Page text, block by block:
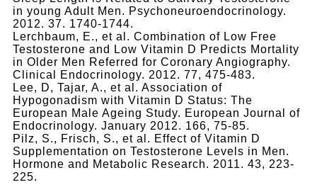
in young Adult Men. Psychoneuroendocrinology.
2012. 37. 1740-1744.
Lerchbaum, E., et al. Combination of Low Free
Testosterone and Low Vitamin D Predicts Mortality
in Older Men Referred for Coronary Angiography.
Clinical Endocrinology. 2012. 77, 475-483.
Lee, D, Tajar, A., et al. Association of
Hypogonadism with Vitamin D Status: The
European Male Ageing Study. European Journal of
Endocrinology. January 2012. 166, 75-85.
Pilz, S., Frisch, S., et al. Effect of Vitamin D
Supplementation on Testosterone Levels in Men.
Hormone and Metabolic Research. 2011. 43, 223-
225.